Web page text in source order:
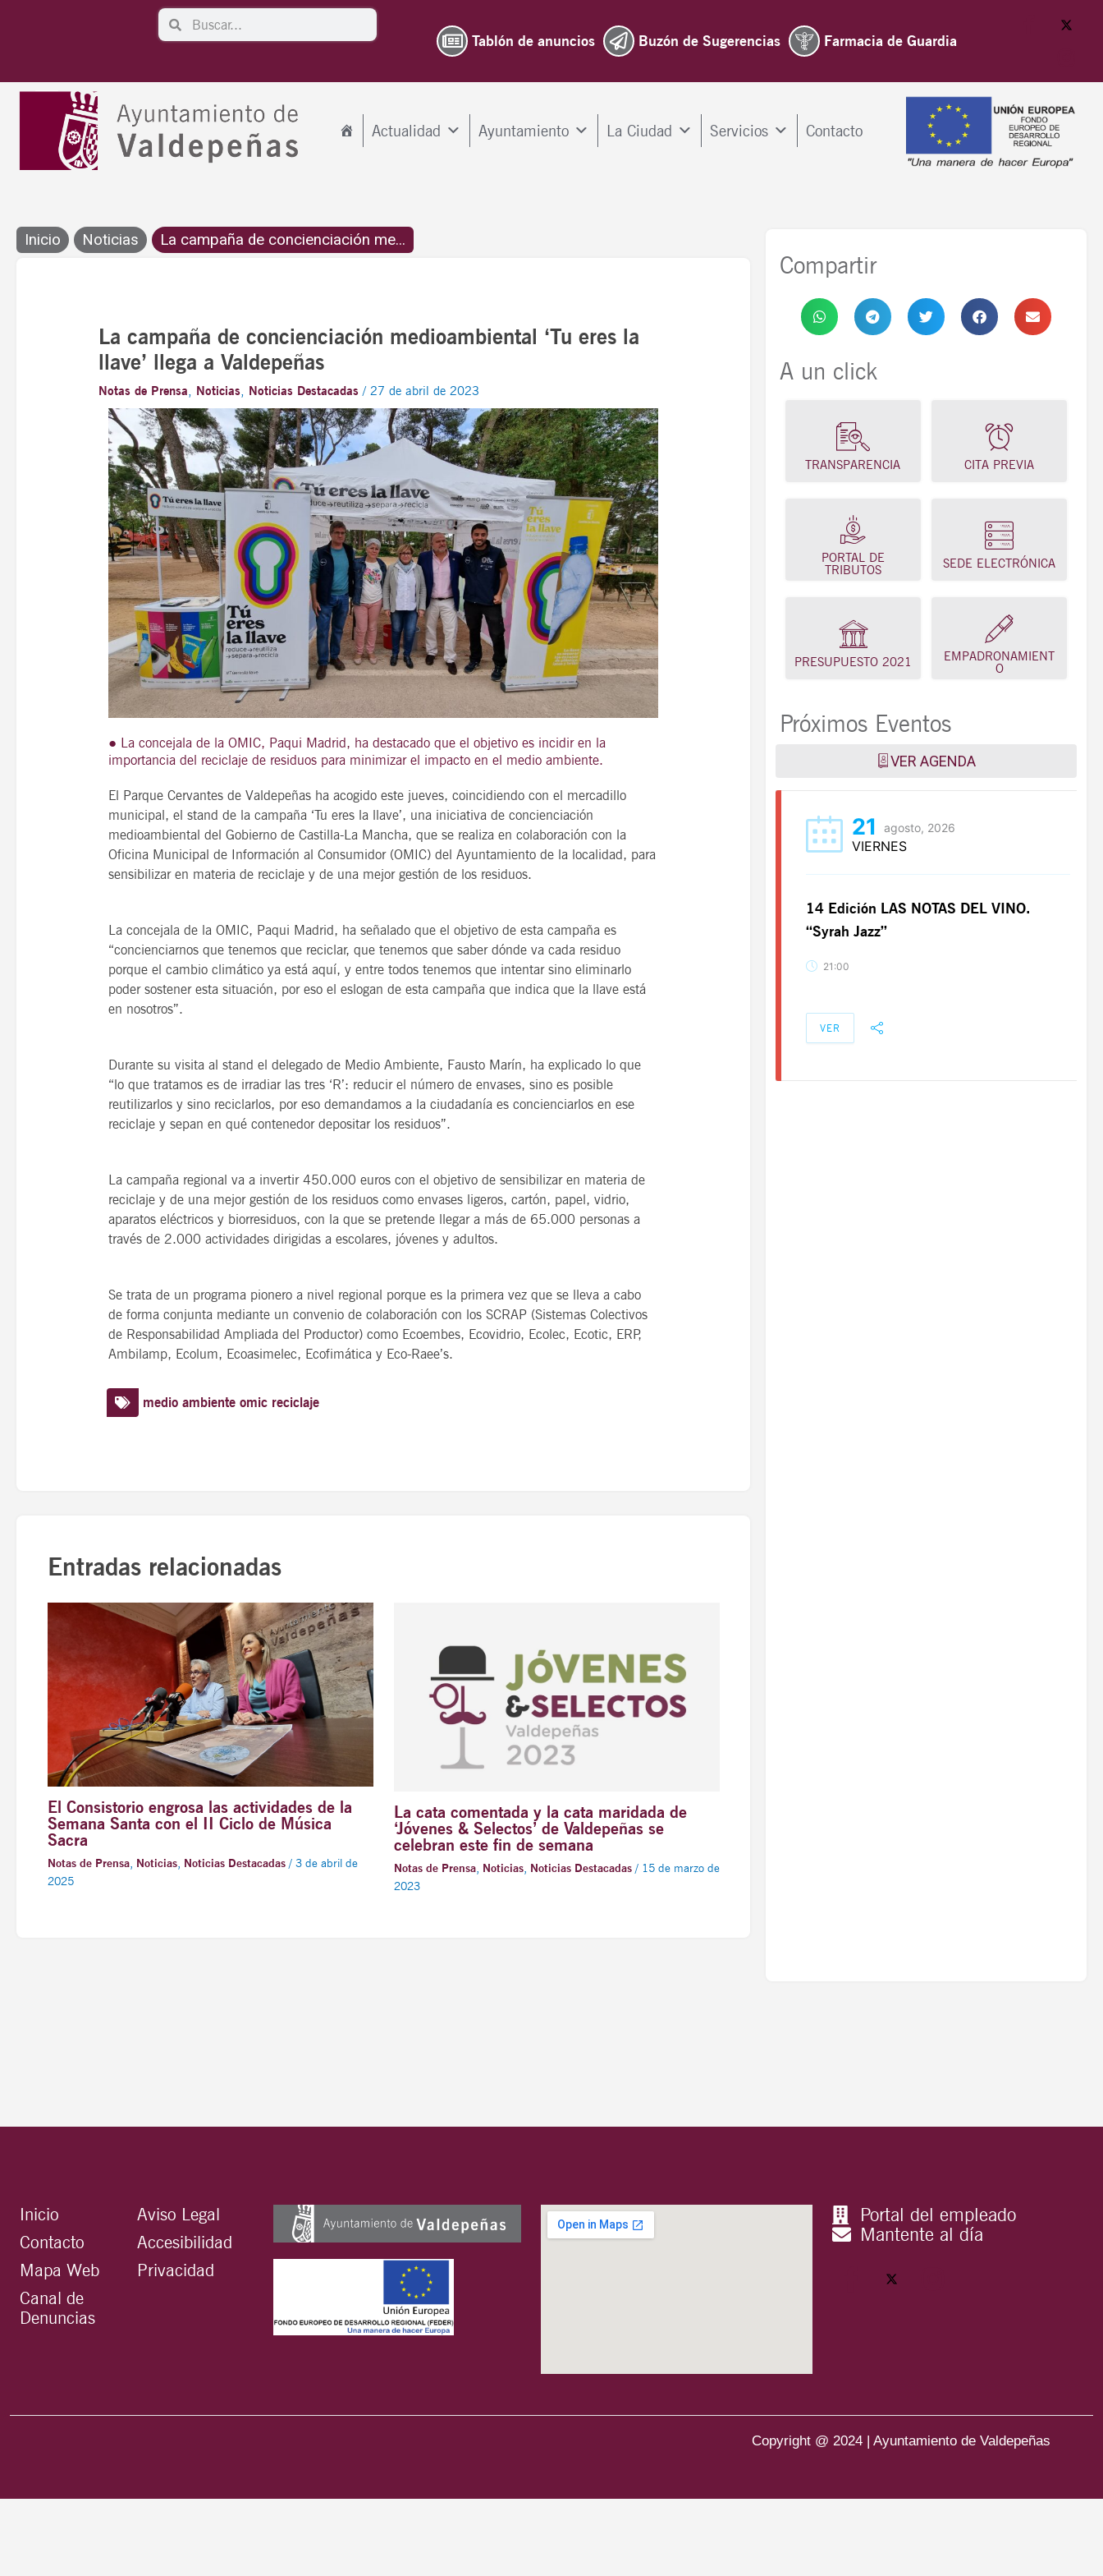
SearchSearch
Tablón de anuncios Buzón de Sugerencias Farmacia de Guardia
Actualidad Ayuntamiento La Ciudad Servicios Contacto
Inicio Noticias La campaña de concienciación me...
La campaña de concienciación medioambiental ‘Tu eres la
llave’ llega a Valdepeñas
Notas de Prensa, Noticias, Noticias Destacadas /27 de abril de 2023
● La concejala de la OMIC, Paqui Madrid, ha destacado que el objetivo es incidir en la
importancia del reciclaje de residuos para minimizar el impacto en el medio ambiente.
El Parque Cervantes de Valdepeñas ha acogido este jueves, coincidiendo con el mercadillo
municipal, el stand de la campaña ‘Tu eres la llave’, una iniciativa de concienciación
medioambiental del Gobierno de Castilla-La Mancha, que se realiza en colaboración con la
Oficina Municipal de Información al Consumidor (OMIC) del Ayuntamiento de la localidad, para
sensibilizar en materia de reciclaje y de una mejor gestión de los residuos.
La concejala de la OMIC, Paqui Madrid, ha señalado que el objetivo de esta campaña es
“concienciarnos que tenemos que reciclar, que tenemos que saber dónde va cada residuo
porque el cambio climático ya está aquí, y entre todos tenemos que intentar sino eliminarlo
poder sostener esta situación, por eso el eslogan de esta campaña que indica que la llave está
en nosotros”.
Durante su visita al stand el delegado de Medio Ambiente, Fausto Marín, ha explicado lo que
“lo que tratamos es de irradiar las tres ‘R’: reducir el número de envases, sino es posible
reutilizarlos y sino reciclarlos, por eso demandamos a la ciudadanía es concienciarlos en ese
reciclaje y sepan en qué contenedor depositar los residuos”.
La campaña regional va a invertir 450.000 euros con el objetivo de sensibilizar en materia de
reciclaje y de una mejor gestión de los residuos como envases ligeros, cartón, papel, vidrio,
aparatos eléctricos y biorresiduos, con la que se pretende llegar a más de 65.000 personas a
través de 2.000 actividades dirigidas a escolares, jóvenes y adultos.
Se trata de un programa pionero a nivel regional porque es la primera vez que se lleva a cabo
de forma conjunta mediante un convenio de colaboración con los SCRAP (Sistemas Colectivos
de Responsabilidad Ampliada del Productor) como Ecoembes, Ecovidrio, Ecolec, Ecotic, ERP,
Ambilamp, Ecolum, Ecoasimelec, Ecofimática y Eco-Raee’s.
medio ambiente omic reciclaje
Entradas relacionadas
El Consistorio engrosa las actividades de la
Semana Santa con el II Ciclo de Música
Sacra
Notas de Prensa, Noticias, Noticias Destacadas/ 3 de abril de
2025
La cata comentada y la cata maridada de
‘Jóvenes & Selectos’ de Valdepeñas se
celebran este fin de semana
Notas de Prensa, Noticias, Noticias Destacadas/ 15 de marzo de
2023
Compartir
A un click
TRANSPARENCIA CITA PREVIA
PORTAL DE
TRIBUTOS
SEDE ELECTRÓNICA
PRESUPUESTO 2021
EMPADRONAMIENT
O
Próximos Eventos
VER AGENDA
21 agosto, 2026
VIERNES
“Syrah Jazz”
21:00
21 agosto, 2026
VIERNES
“Syrah Jazz”
21:00
21 agosto, 2026
VIERNES
14 Edición LAS NOTAS DEL VINO.
“Syrah Jazz”
21:00
VER
Inicio
Contacto
Mapa Web
Canal de
Denuncias
Aviso Legal
Accesibilidad
Privacidad
Portal del empleado
Mantente al día
Copyright @ 2024 | Ayuntamiento de Valdepeñas